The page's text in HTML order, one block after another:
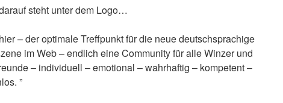
steht unter dem Logo…
– der optimale Treffpunkt für die neue deutschsprachige
im Web – endlich eine Community für alle Winzer und
– individuell – emotional – wahrhaftig – kompetent –
”